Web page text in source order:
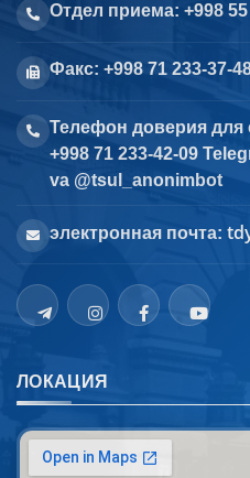
Отдел приема: +998 55
Факс: +998 71 233-37-
Телефон доверия
+998 71 233-42-09
va @tsul_anonimbot
электронная почта:
ЛОКАЦИЯ